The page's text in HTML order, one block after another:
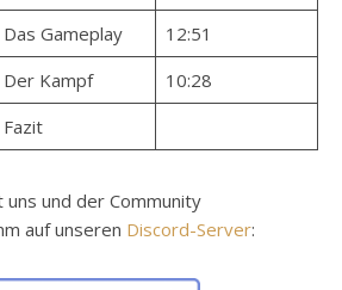
Das Gameplay
12:51
Der Kampf
10:28
Fazit
uns und der Community
auf unseren Discord-Server: